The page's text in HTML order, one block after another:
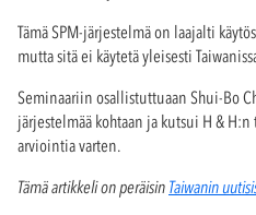
Tämä SPM-järjestelmä on laajalti
mutta sitä ei käytetä yleisesti
Seminaariin osallistuttuaan Shui-Bo
järjestelmää kohtaan ja kutsui H &
arviointia varten.
Tämä artikkeli on peräisin Taiwanin